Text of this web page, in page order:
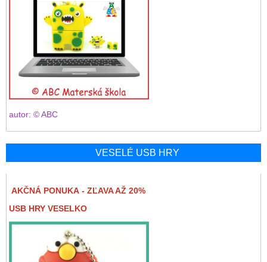
autor: © ABC
VESELÉ USB HRY
AKČNÁ PONUKA - ZĽAVA AŽ 20%
USB HRY VESELKO